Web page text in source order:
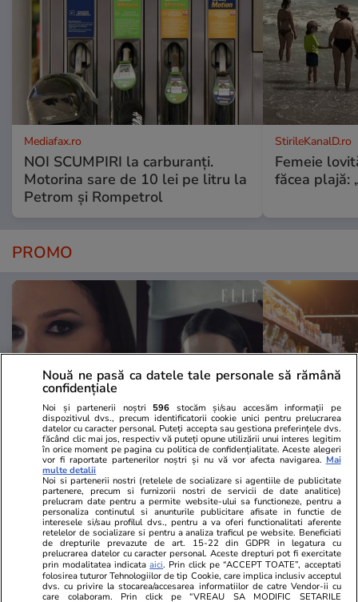
Mediafax.ro
NOI SCUMPIRI la carburanți.
Motorina sare de 10 lei pe litru la
Petrom și Rompetrol
StirileKanalD.ro
Femeie
făcea plajă:
PROMO
Advertorial
Smart is the new chic: Cum ne
ajută tehnologia să ne reinventăm
Advertorial
Înscrie-te
voucher de
PARTENERI
Nouă ne pasă ca datele tale personale să rămână
confidențiale
Noi și partenerii noștri 596 stocăm și/sau accesăm informații pe
dispozitivul dvs., precum identificatorii cookie unici pentru prelucrarea
datelor cu caracter personal. Puteți accepta sau gestiona preferințele dvs.
făcând clic mai jos, respectiv vă puteți opune utilizării unui interes legitim
în orice moment pe pagina cu politica de confidențialitate. Aceste alegeri
vor fi raportate partenerilor noștri și nu vă vor afecta navigarea. Mai
multe detalii
Noi si partenerii nostri (retelele de socializare si agentiile de publicitate
partenere, precum si furnizorii nostri de servicii de date analitice)
prelucram date pentru a permite website-ului sa functioneze, pentru a
personaliza continutul si anunturile publicitare afisate in functie de
interesele si/sau profilul dvs., pentru a va oferi functionalitati aferente
retelelor de socializare si pentru a analiza traficul pe website. Beneficiati
de drepturile prevazute de art. 15-22 din GDPR in legatura cu
prelucrarea datelor cu caracter personal. Aceste drepturi pot fi exercitate
prin modalitatea indicataaici. Prin click pe “ACCEPT TOATE”, acceptati
folosirea tuturor Tehnologiilor de tip Cookie, care implica inclusiv acceptul
dvs. cu privire la stocarea/accesarea informatiilor de catre Vendor-ii cu
care colaboram. Prin click pe “VREAU SA MODIFIC SETARILE